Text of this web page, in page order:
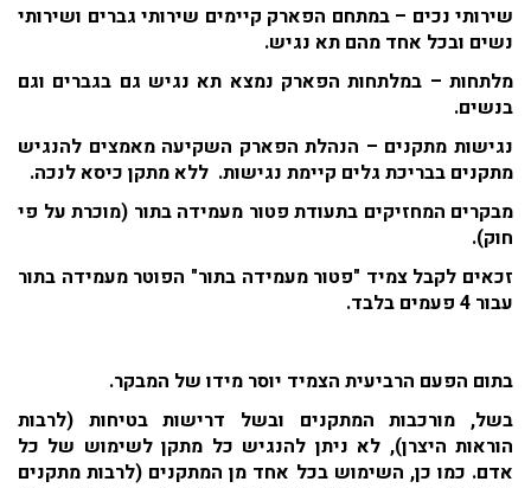
שירותי נכים – במתחם הפארק קיימים שירותי גברים ושירותי
נשים ובכל אחד מהם תא נגיש.
מלתחות – במלתחות הפארק נמצא תא נגיש גם בגברים וגם
בנשים.
נגישות מתקנים – הנהלת הפארק השקיעה מאמצים להנגיש
מתקנים בבריכת גלים קיימת נגישות. ללא מתקן כיסא לנכה.
מבקרים המחזיקים בתעודת פטור מעמידה בתור (מוכרת על פי
חוק).
זכאים לקבל צמיד "פטור מעמידה בתור" הפוטר מעמידה בתור
עבור 4 פעמים בלבד.
בתום הפעם הרביעית הצמיד יוסר מידו של המבקר.
בשל, מורכבות המתקנים ובשל דרישות בטיחות (לרבות
הוראות היצרן), לא ניתן להנגיש כל מתקן לשימוש של כל
אדם. כמו כן, השימוש בכל אחד מן המתקנים (לרבות מתקנים